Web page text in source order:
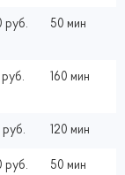
руб. 50 мин
160 мин
руб. 120 мин
руб. 50 мин